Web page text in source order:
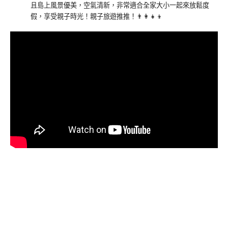
且島上風景優美，空氣清新，非常適合全家大小一起來放鬆度
假，享受親子時光！親子旅遊推推！👨‍👩‍👧‍👦